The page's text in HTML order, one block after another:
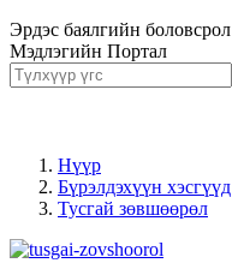
Эрдэс баялгийн боловсрол
Мэдлэгийн Портал
Нүүр
Бүрэлдэхүүн хэсгүүд
Тусгай зөвшөөрөл